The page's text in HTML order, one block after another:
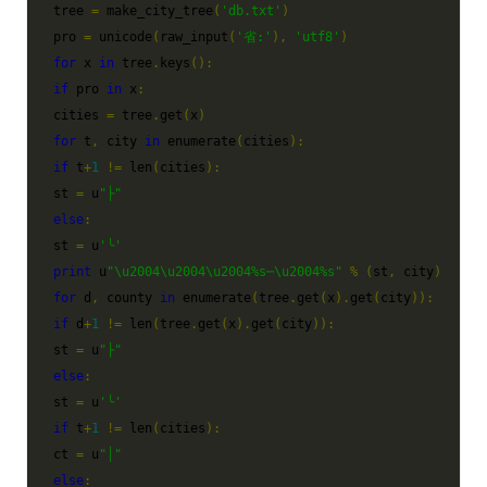
tree = make_city_tree ( 'db.txt' )
pro = unicode ( raw_input ( '省:' ), 'utf8' )
for x in tree . keys ():
if pro in x :
cities = tree . get ( x )
for t , city in enumerate ( cities ):
if t+1 != len ( cities ):
st = u "├"
else :
st = u '╰'
print
u "\u2004\u2004\u2004%s─\u2004%s " % ( st , city )
for d , county in enumerate ( tree . get ( x ) . get ( city )):
if d +1 != len ( tree . get ( x ) . get ( city )):
st = u "├"
else :
st = u '╰'
if t+1 != len ( cities ):
ct = u "│"
else :